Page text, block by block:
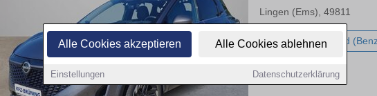
Alle Cookies akzeptieren Alle Cookies ablehnen
Einstellungen Datenschutzerklärung
Lingen (Ems), 49811
48.725 km Hybrid